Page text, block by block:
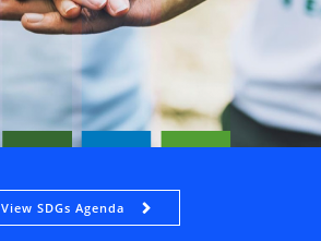
View SDGs Agenda